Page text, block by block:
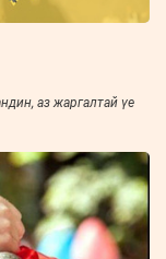
аз жаргалтай үе